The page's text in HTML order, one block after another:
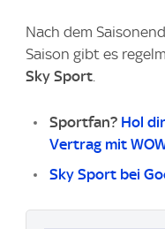
Nach dem
Saison gibt es
Sky Sport.
Sportfan? Hol
Vertrag mit
Sky Sport bei